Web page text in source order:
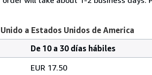
a Estados Unidos de America
De 10 a 30 días hábiles
EUR 17.50